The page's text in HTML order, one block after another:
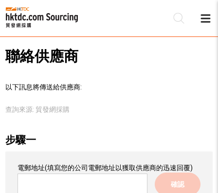
聯絡供應商
以下訊息將傳送給供應商:
查詢來源: 貿發網採購
步驟一
電郵地址(填寫您的公司電郵地址以獲取供應商的迅速回覆)
確認